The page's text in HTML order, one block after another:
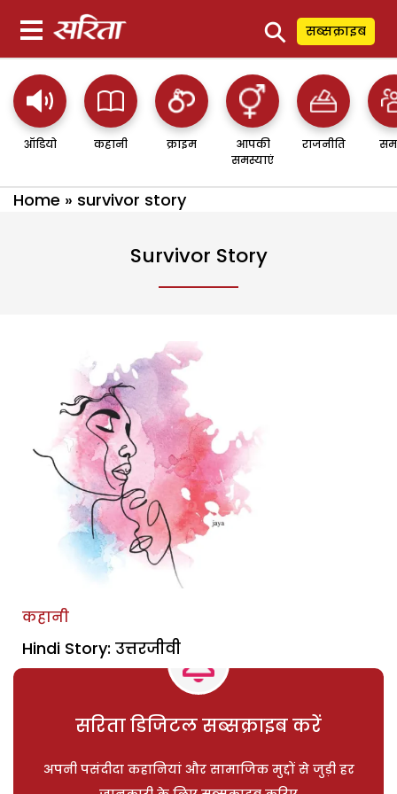
⚲ सब्सक्राइब
ऑडियो कहानी क्राइम
आपकी
समस्याएं
राजनीति
Home » survivor story
Survivor Story
कहानी
Hindi Story: उत्तरजीवी
सरिता डिजिटल सब्सक्राइब करें
अपनी पसंदीदा कहानियां और सामाजिक मुद्दों से जुड़ी हर